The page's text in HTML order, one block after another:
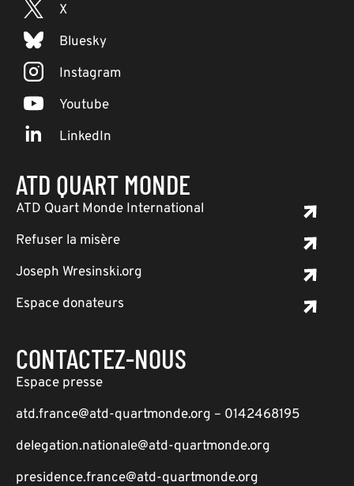
X
Bluesky
Instagram
Youtube
LinkedIn
ATD QUART MONDE
ATD Quart Monde International
Refuser la misère
Joseph Wresinski.org
Espace donateurs
CONTACTEZ-NOUS
Espace presse
atd.france@atd-quartmonde.org – 0142468195
delegation.nationale@atd-quartmonde.org
presidence.france@atd-quartmonde.org